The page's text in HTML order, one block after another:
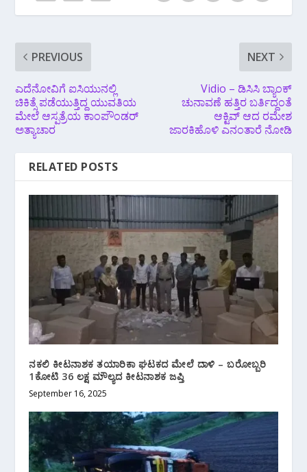
PREVIOUS
ಎದೆನೋವಿಗೆ ಐಸಿಯುನಲ್ಲಿ
ಚಿಕಿತ್ಸೆ ಪಡೆಯುತ್ತಿದ್ದ ಯುವತಿಯ
ಮೇಲೆ ಆಸ್ಪತ್ರೆಯ ಕಾಂಪೌಂಡರ್
ಅತ್ಯಾಚಾರ
NEXT
Vidio – ಡಿಸಿಸಿ ಬ್ಯಾಂಕ್
ಚುನಾವಣೆ ಹತ್ತಿರ ಬರ್ತಿದ್ದಂತೆ
ಆಕ್ಟಿವ್ ಆದ ರಮೇಶ
ಜಾರಕಿಹೊಳಿ ಎನಂತಾರೆ ನೋಡಿ
RELATED POSTS
ನಕಲಿ ಕೀಟನಾಶಕ ತಯಾರಿಕಾ ಘಟಕದ ಮೇಲೆ ದಾಳಿ – ಬರೋಬ್ಬರಿ
1ಕೋಟಿ 36 ಲಕ್ಷ ಮೌಲ್ಯದ ಕೀಟನಾಶಕ ಜಪ್ತಿ
September 16, 2025